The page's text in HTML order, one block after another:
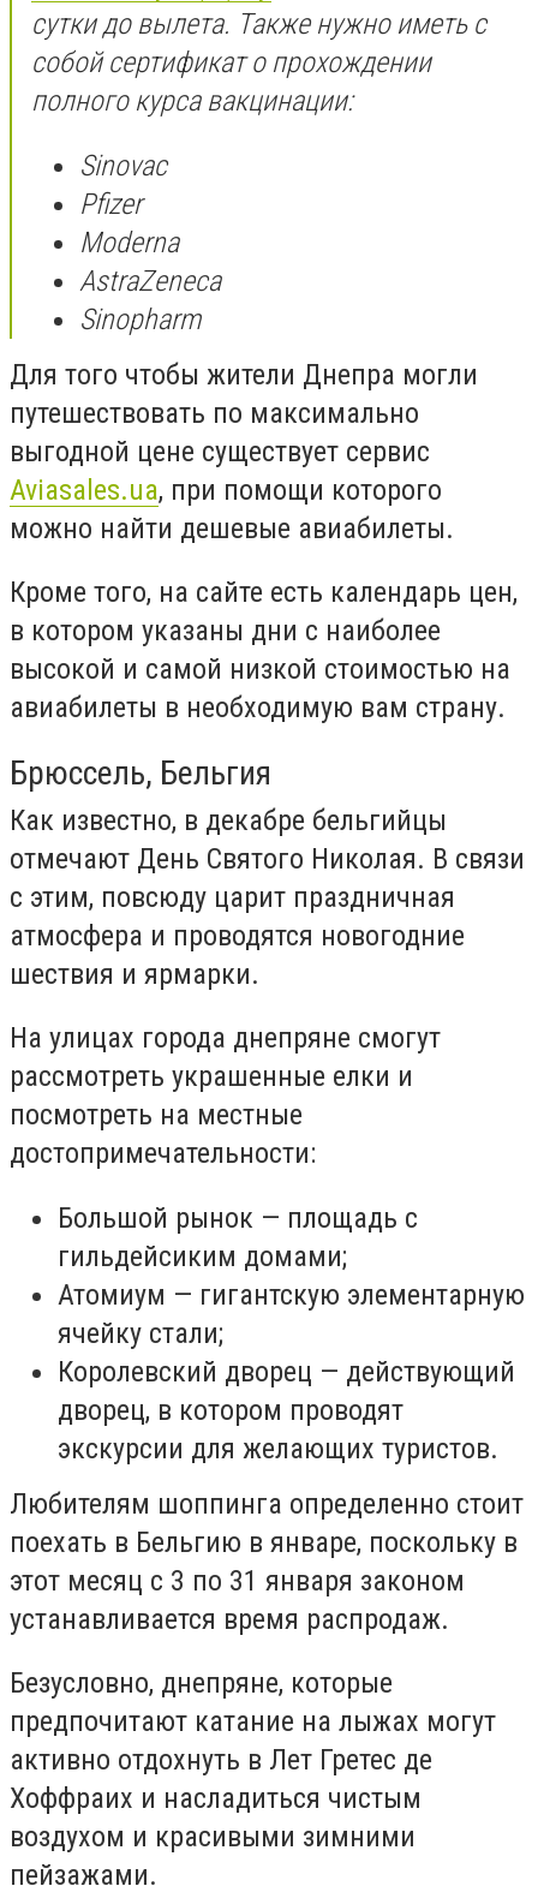
сутки до вылета. Также нужно иметь с
собой сертификат о прохождении
полного курса вакцинации:
Sinovac
Pfizer
Moderna
AstraZeneca
Sinopharm
Для того чтобы жители Днепра могли
путешествовать по максимально
выгодной цене существует сервис
Aviasales.ua, при помощи которого
можно найти дешевые авиабилеты.
Кроме того, на сайте есть календарь цен,
в котором указаны дни с наиболее
высокой и самой низкой стоимостью на
авиабилеты в необходимую вам страну.
Брюссель, Бельгия
Как известно, в декабре бельгийцы
отмечают День Святого Николая. В связи
с этим, повсюду царит праздничная
атмосфера и проводятся новогодние
шествия и ярмарки.
На улицах города днепряне смогут
рассмотреть украшенные елки и
посмотреть на местные
достопримечательности:
Большой рынок — площадь с
гильдейсиким домами;
Атомиум — гигантскую элементарную
ячейку стали;
Королевский дворец — действующий
дворец, в котором проводят
экскурсии для желающих туристов.
Любителям шоппинга определенно стоит
поехать в Бельгию в январе, поскольку в
этот месяц с 3 по 31 января законом
устанавливается время распродаж.
Безусловно, днепряне, которые
предпочитают катание на лыжах могут
активно отдохнуть в Лет Гретес де
Хоффраих и насладиться чистым
воздухом и красивыми зимними
пейзажами.